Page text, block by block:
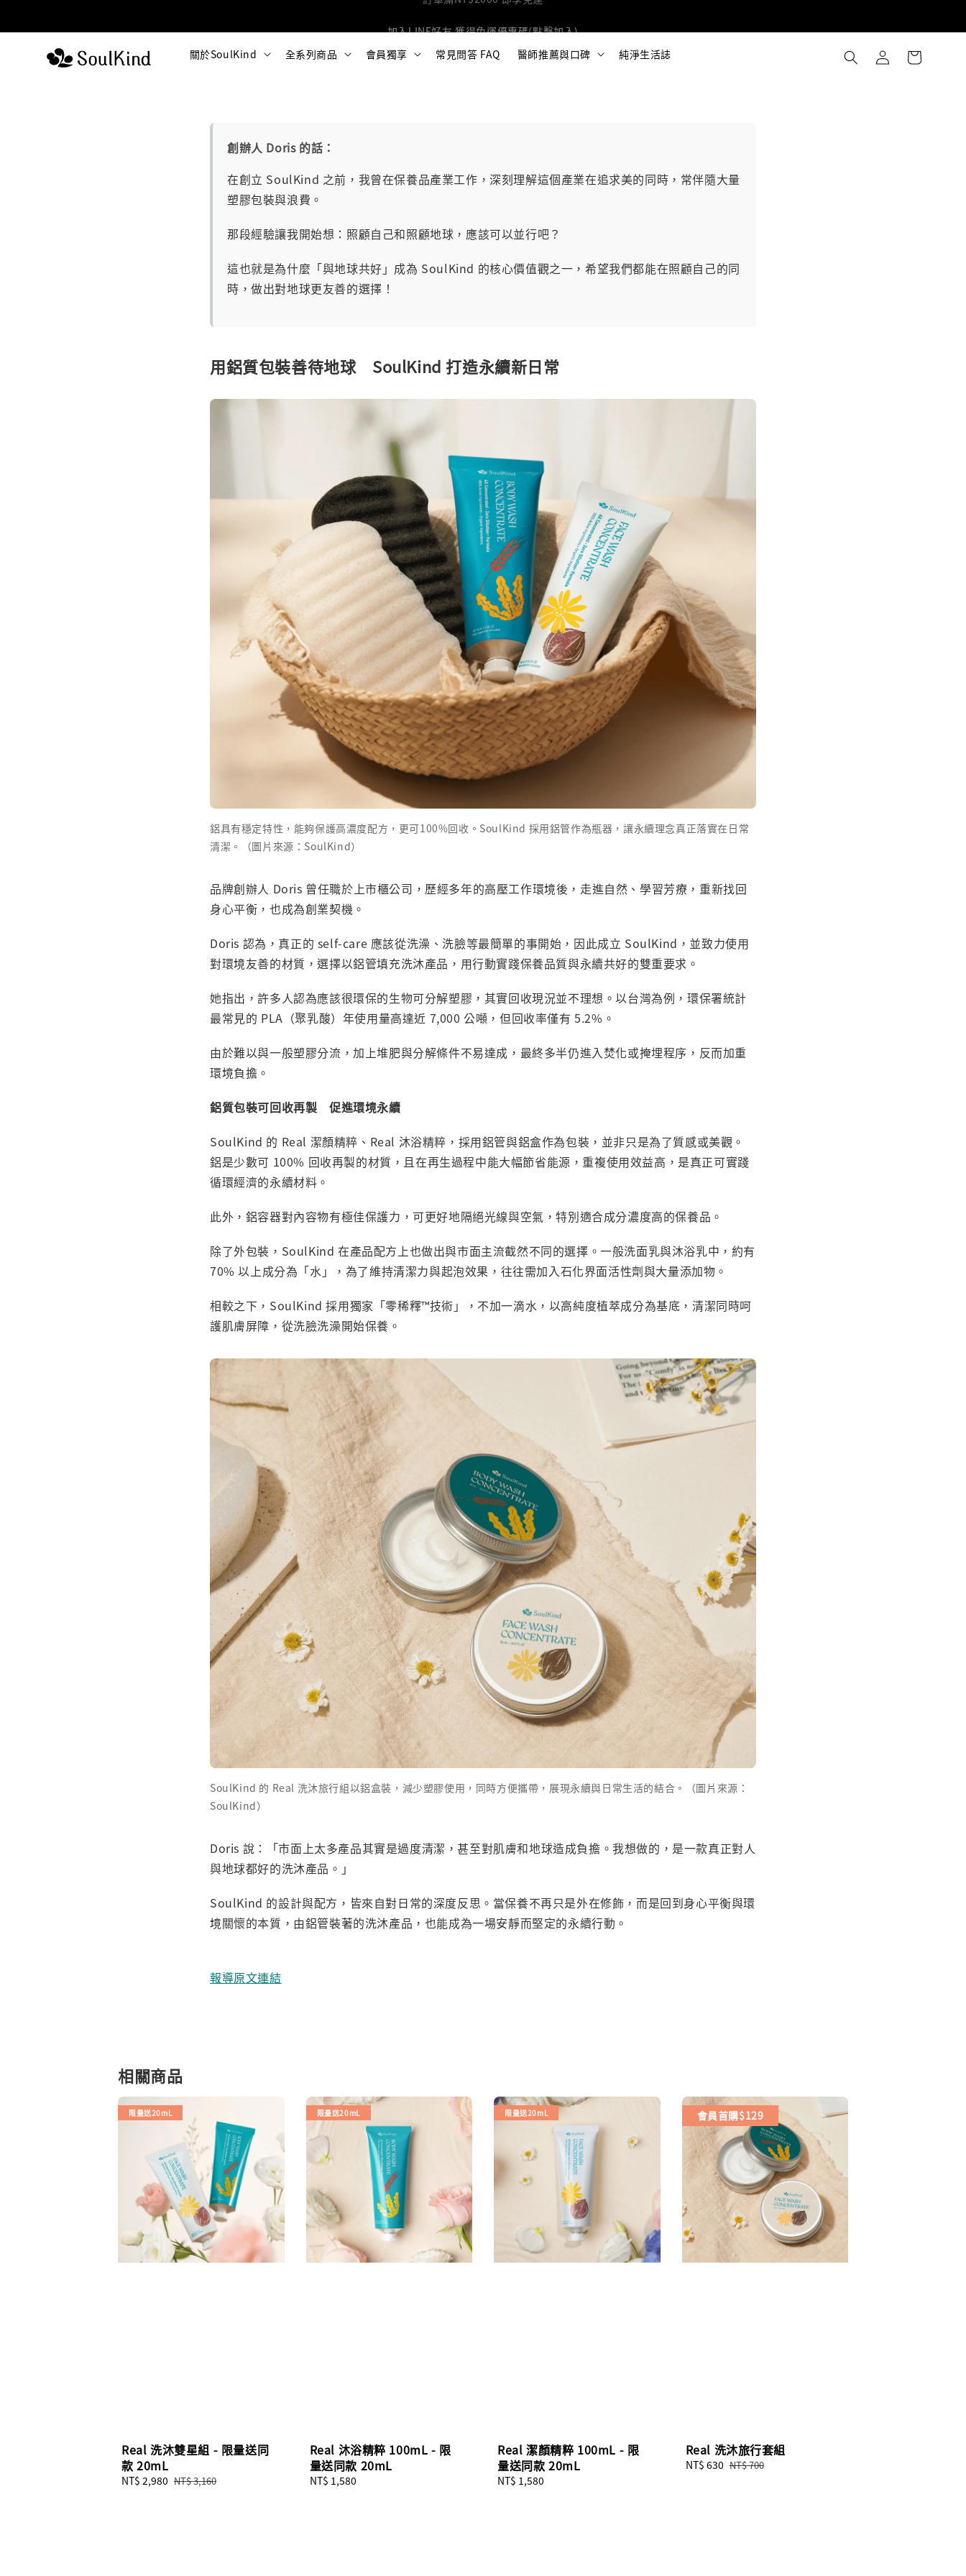
關於SoulKind 全系列商品 會員獨享 常見問答 FAQ 醫師推薦與口碑 純淨生活誌
創辦人 Doris 的話：
在創立 SoulKind 之前，我曾在保養品產業工作，深刻理解這個產業在追求美的同時，常伴隨大量
塑膠包裝與浪費。
那段經驗讓我開始想：照顧自己和照顧地球，應該可以並行吧？
這也就是為什麼「與地球共好」成為 SoulKind 的核心價值觀之一，希望我們都能在照顧自己的同
時，做出對地球更友善的選擇！
用鋁質包裝善待地球 SoulKind 打造永續新日常
鋁具有穩定特性，能夠保護高濃度配方，更可100%回收。SoulKind 採用鋁管作為瓶器，讓永續理念真正落實在日常
清潔。（圖片來源：SoulKind）
品牌創辦人 Doris 曾任職於上市櫃公司，歷經多年的高壓工作環境後，走進自然、學習芳療，重新找回
身心平衡，也成為創業契機。
Doris 認為，真正的 self-care 應該從洗澡、洗臉等最簡單的事開始，因此成立 SoulKind，並致力使用
對環境友善的材質，選擇以鋁管填充洗沐產品，用行動實踐保養品質與永續共好的雙重要求。
她指出，許多人認為應該很環保的生物可分解塑膠，其實回收現況並不理想。以台灣為例，環保署統計
最常見的 PLA（聚乳酸）年使用量高達近 7,000 公噸，但回收率僅有 5.2%。
由於難以與一般塑膠分流，加上堆肥與分解條件不易達成，最終多半仍進入焚化或掩埋程序，反而加重
環境負擔。
鋁質包裝可回收再製 促進環境永續
SoulKind 的 Real 潔顏精粹、Real 沐浴精粹，採用鋁管與鋁盒作為包裝，並非只是為了質感或美觀。
鋁是少數可 100% 回收再製的材質，且在再生過程中能大幅節省能源，重複使用效益高，是真正可實踐
循環經濟的永續材料。
此外，鋁容器對內容物有極佳保護力，可更好地隔絕光線與空氣，特別適合成分濃度高的保養品。
除了外包裝，SoulKind 在產品配方上也做出與市面主流截然不同的選擇。一般洗面乳與沐浴乳中，約有
70% 以上成分為「水」，為了維持清潔力與起泡效果，往往需加入石化界面活性劑與大量添加物。
相較之下，SoulKind 採用獨家「零稀釋™技術」，不加一滴水，以高純度植萃成分為基底，清潔同時呵
護肌膚屏障，從洗臉洗澡開始保養。
SoulKind 的 Real 洗沐旅行組以鋁盒裝，減少塑膠使用，同時方便攜帶，展現永續與日常生活的結合。（圖片來源：
SoulKind）
Doris 說：「市面上太多產品其實是過度清潔，甚至對肌膚和地球造成負擔。我想做的，是一款真正對人
與地球都好的洗沐產品。」
SoulKind 的設計與配方，皆來自對日常的深度反思。當保養不再只是外在修飾，而是回到身心平衡與環
境關懷的本質，由鋁管裝著的洗沐產品，也能成為一場安靜而堅定的永續行動。
報導原文連結
相關商品
限量送20mL
Real 洗沐雙星組 - 限量送同
款 20mL
Sale
NT$ 2,980 Regular
NT$ 3,160
限量送20mL
Real 沐浴精粹 100mL - 限
量送同款 20mL
Regular
NT$ 1,580
限量送20mL
Real 潔顏精粹 100mL - 限
量送同款 20mL
Regular
NT$ 1,580
會員首購$129
Real 洗沐旅行套組
Sale
NT$ 630 Regular
NT$ 700